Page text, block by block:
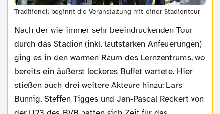
Traditionell beginnt die Veranstaltung mit einer Stadiontour
Nach der wie immer sehr beeindruckenden Tour
durch das Stadion (inkl. lautstarken Anfeuerungen)
ging es in den warmen Raum des Lernzentrums, wo
bereits ein äußerst leckeres Buffet wartete. Hier
stießen auch drei weitere Akteure hinzu: Lars
Bünnig, Steffen Tigges und Jan-Pascal Reckert von